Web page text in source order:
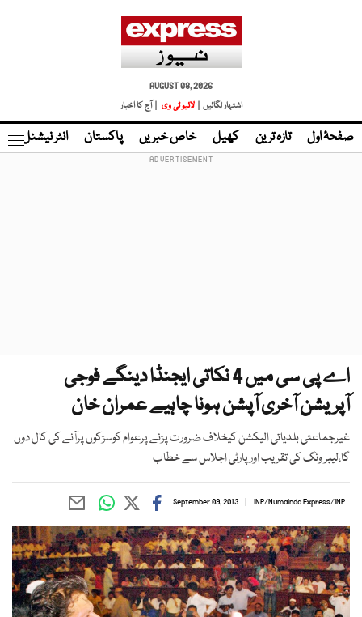
AUGUST 08, 2026
اشتہار لگائیں |
لائیو ٹی وی | آج کا اخبار
صفحۂ اول تازہ ترین کھیل خاص خبریں پاکستان انٹر نیشنل
اے پی سی میں 4 نکاتی ایجنڈا دینگے فوجی
آپریشن آخری آپشن ہونا چاہیے عمران خان
غیرجماعتی بلدیاتی الیکشن کیخلاف ضرورت پڑنے پرعوام کوسڑکوں پرآنے کی کال دوں
گا،لیبر ونگ کی تقریب اورپارٹی اجلاس سے خطاب
INP/Numainda Express/INP
September 09, 2013